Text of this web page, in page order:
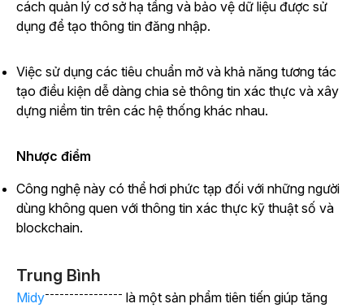
cách quản lý cơ sở hạ tầng và bảo vệ dữ liệu được sử
dụng để tạo thông tin đăng nhập.
Việc sử dụng các tiêu chuẩn mở và khả năng tương tác
tạo điều kiện dễ dàng chia sẻ thông tin xác thực và xây
dựng niềm tin trên các hệ thống khác nhau.
Nhược điểm
Công nghệ này có thể hơi phức tạp đối với những người
dùng không quen với thông tin xác thực kỹ thuật số và
blockchain.
Trung Bình
Midy---------------- là một sản phẩm tiên tiến giúp tăng